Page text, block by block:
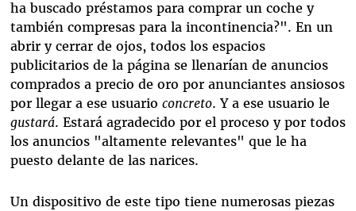
ha buscado préstamos para comprar un coche y
también compresas para la incontinencia?". En un
abrir y cerrar de ojos, todos los espacios
publicitarios de la página se llenarían de anuncios
comprados a precio de oro por anunciantes ansiosos
por llegar a ese usuario concreto. Y a ese usuario le
gustará. Estará agradecido por el proceso y por todos
los anuncios "altamente relevantes" que le ha
puesto delante de las narices.
Un dispositivo de este tipo tiene numerosas piezas